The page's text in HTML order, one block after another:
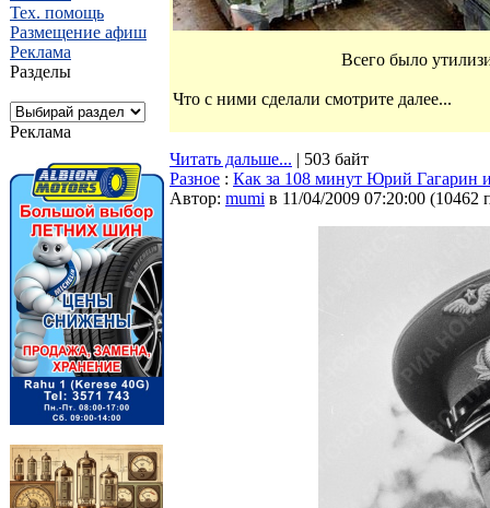
Тех. помощь
Размещение афиш
Реклама
Разделы
Реклама
Всего было
Что с ними сделали смотрите далее...
Читать дальше... | 503 байт
Разное : Как за 108 минут Юрий Гагарин
Автор: mumi в 11/04/2009 07:20:00 (10462